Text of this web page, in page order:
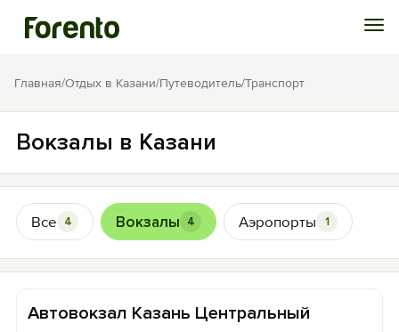
Войти
История просмотра
Добавить свой объект
Главная/Отдых в Казани/Путеводитель/Транспорт
Вокзалы в Казани
Все 4 Вокзалы 4 Аэропорты 1
Автовокзал Казань Центральный